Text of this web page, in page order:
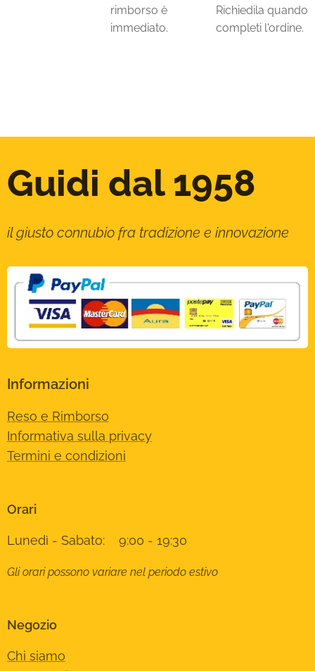
rimborso è
immediato.
Richiedila quando
completi l'ordine.
Guidi dal 1958
il giusto connubio fra tradizione e innovazione
Informazioni
Reso e Rimborso
Informativa sulla privacy
Termini e condizioni
Orari
Lunedì - Sabato: 9:00 - 19:30
Gli orari possono variare nel periodo estivo
Negozio
Chi siamo